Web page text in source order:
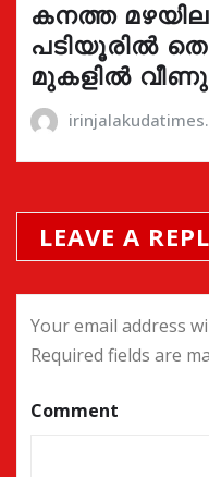
കനത്ത
പടിയൂരിൽ
മുകളിൽ വീണു
LEAVE A
Your email address
Required fields are
Comment